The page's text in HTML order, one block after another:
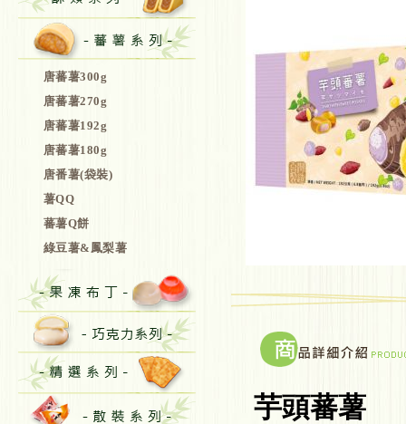
唐蕃薯300g
唐蕃薯270g
唐蕃薯192g
唐蕃薯180g
唐番薯(袋裝)
薯QQ
蕃薯Q餅
綠豆薯&鳳梨薯
芋頭蕃薯